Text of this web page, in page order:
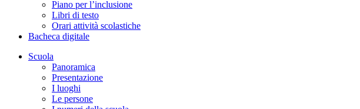
Piano per l’inclusione
Libri di testo
Orari attività scolastiche
Bacheca digitale
Scuola
Panoramica
Presentazione
I luoghi
Le persone